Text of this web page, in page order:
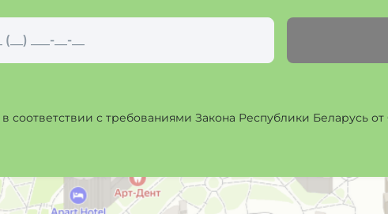
в соответствии с требованиями Закона Республики Беларусь от